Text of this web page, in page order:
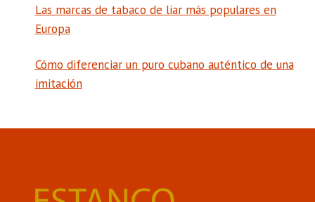
Las marcas de tabaco de liar más populares en
Europa
Cómo diferenciar un puro cubano auténtico de una
imitación